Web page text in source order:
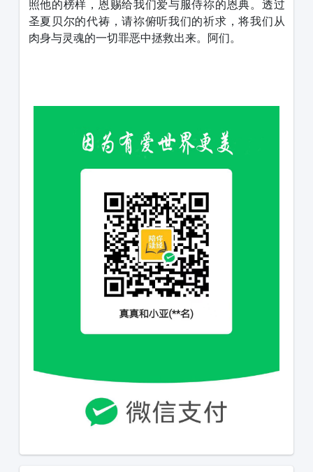
照他的榜样，恩赐给我们爱与服侍祢的恩典。透过
圣夏贝尔的代祷，请祢俯听我们的祈求，将我们从
肉身与灵魂的一切罪恶中拯救出来。阿们。